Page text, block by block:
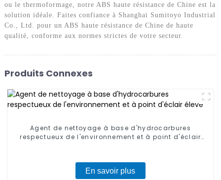
ou le thermoformage, notre ABS haute résistance de Chine est la
solution idéale. Faites confiance à Shanghai Sumitoyo Industrial
Co., Ltd. pour un ABS haute résistance de Chine de haute
qualité, conforme aux normes strictes de votre secteur.
Produits Connexes
Agent de nettoyage à base d'hydrocarbures
respectueux de l'environnement et à point d'éclair
En savoir plus